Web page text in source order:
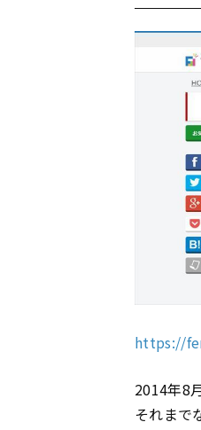
https://
2014年8
それまで